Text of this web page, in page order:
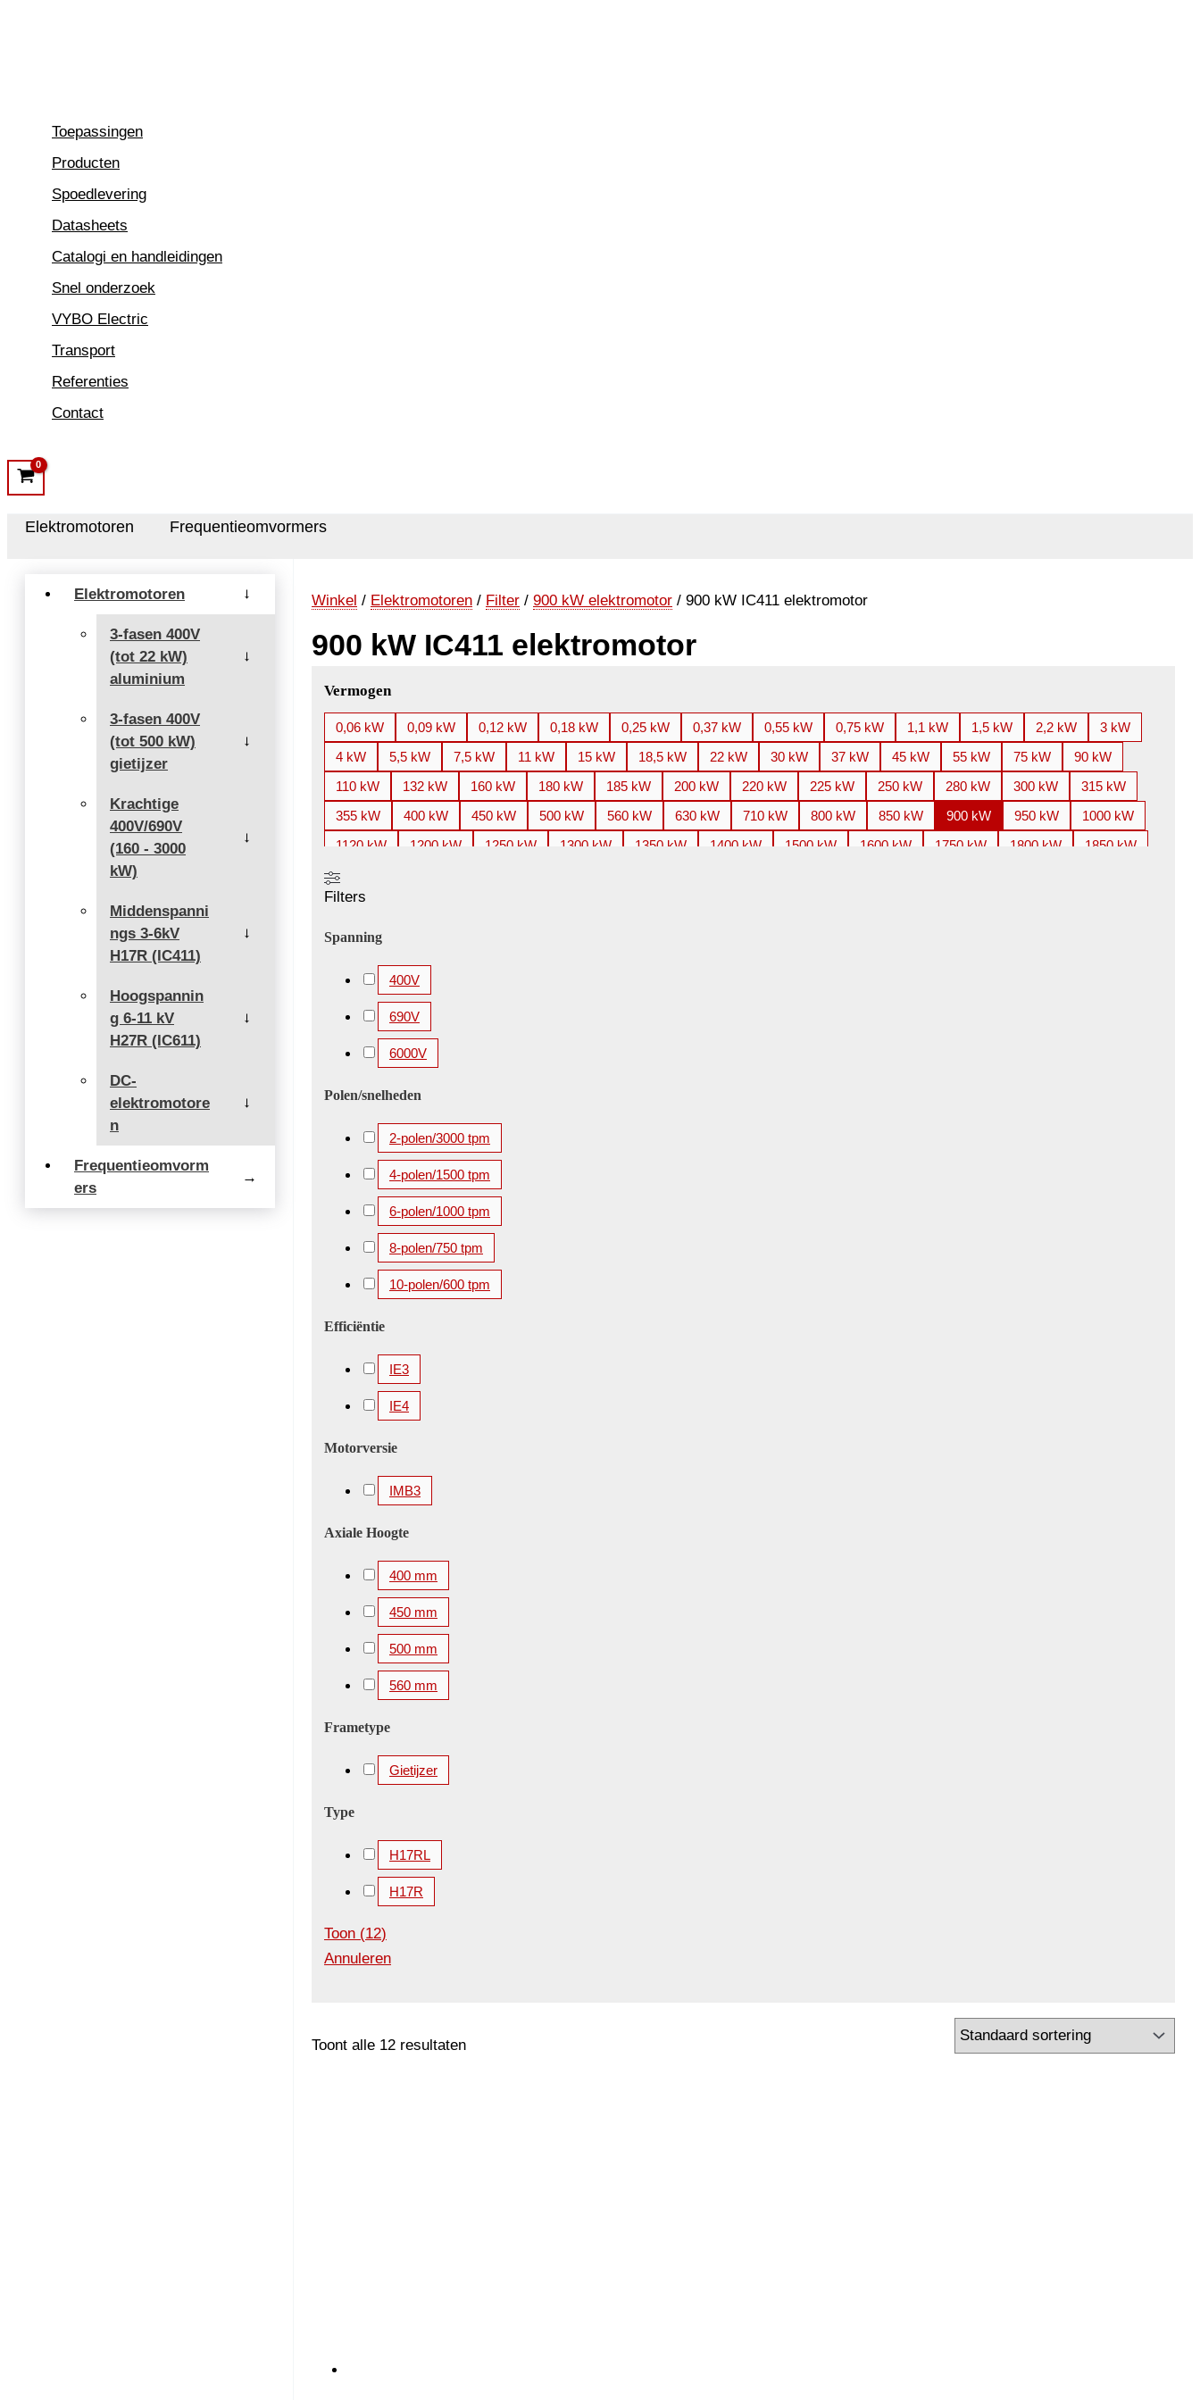
Toepassingen
Producten
Spoedlevering
Datasheets
Catalogi en handleidingen
Snel onderzoek
VYBO Electric
Transport
Referenties
Contact
Elektromotoren Frequentieomvormers
Elektromotoren →
3-fasen 400V
(tot 22 kW)
aluminium
→
3-fasen 400V
(tot 500 kW)
gietijzer
→
Krachtige
400V/690V
(160 - 3000
kW)
→
Middenspanni
ngs 3-6kV
H17R (IC411)
→
Hoogspannin
g 6-11 kV
H27R (IC611)
→
DC-
elektromotore
n
→
Frequentieomvorm
ers
→
Winkel / Elektromotoren / Filter / 900 kW elektromotor / 900 kW IC411 elektromotor
900 kW IC411 elektromotor
Vermogen
0,06 kW 0,09 kW 0,12 kW 0,18 kW 0,25 kW 0,37 kW 0,55 kW 0,75 kW 1,1 kW 1,5 kW 2,2 kW
3 kW
4 kW
5,5 kW 7,5 kW 11 kW 15 kW 18,5 kW 22 kW 30 kW 37 kW 45 kW 55 kW 75 kW
90 kW
110 kW
132 kW 160 kW 180 kW 185 kW 200 kW 220 kW 225 kW 250 kW 280 kW 300 kW
315 kW
355 kW
400 kW 450 kW 500 kW 560 kW 630 kW 710 kW 800 kW 850 kW 900 kW 950 kW
1000 kW
1120 kW
1200 kW 1250 kW 1300 kW 1350 kW 1400 kW 1500 kW 1600 kW 1750 kW 1800 kW
1850 kW
2000 kW
3360 kW
5200 kW
Filters
Spanning
400V
690V
6000V
Polen/snelheden
2-polen/3000 tpm
4-polen/1500 tpm
6-polen/1000 tpm
8-polen/750 tpm
10-polen/600 tpm
Efficiëntie
IE3
IE4
Motorversie
IMB3
Axiale Hoogte
400 mm
450 mm
500 mm
560 mm
Frametype
Gietijzer
Type
H17RL
H17R
Toon (12)
Annuleren
Toont alle 12 resultaten